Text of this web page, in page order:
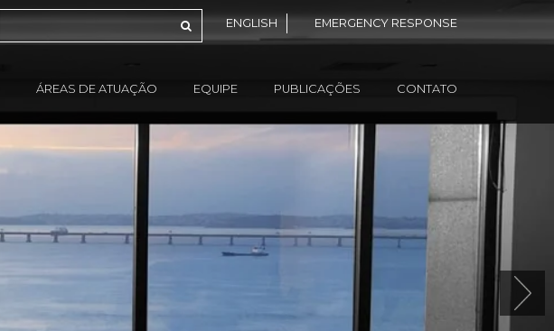
ENGLISH EMERGENCY RESPONSE
ÁREAS DE ATUAÇÃO EQUIPE PUBLICAÇÕES CONTATO